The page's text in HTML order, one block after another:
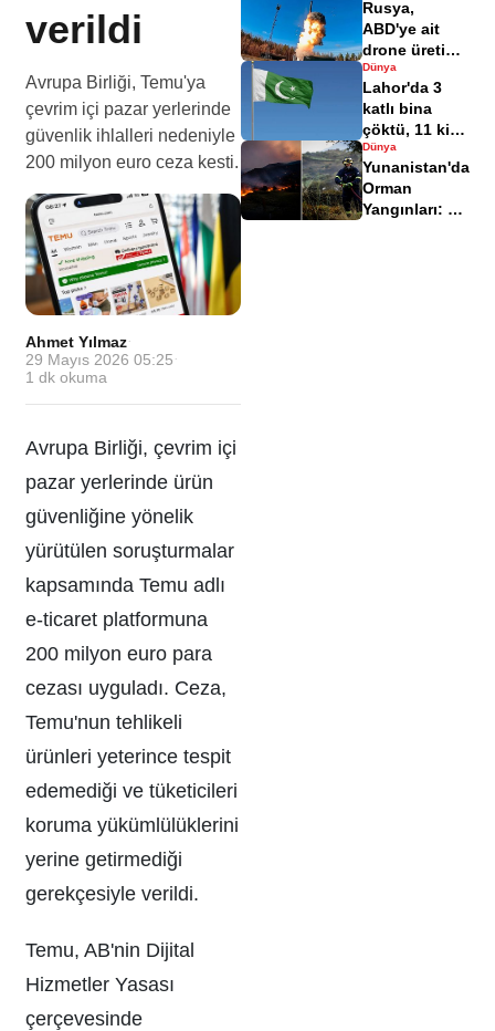
verildi
Avrupa Birliği, Temu'ya
çevrim içi pazar yerlerinde
güvenlik ihlalleri nedeniyle
200 milyon euro ceza kesti.
Ahmet Yılmaz·
29 Mayıs 2026 05:25 ·
1 dk okuma
Avrupa Birliği, çevrim içi
pazar yerlerinde ürün
güvenliğine yönelik
yürütülen soruşturmalar
kapsamında Temu adlı
e-ticaret platformuna
200 milyon euro para
cezası uyguladı. Ceza,
Temu'nun tehlikeli
ürünleri yeterince tespit
edemediği ve tüketicileri
koruma yükümlülüklerini
yerine getirmediği
gerekçesiyle verildi.
Temu, AB'nin Dijital
Hizmetler Yasası
çerçevesinde
Rusya,
ABD'ye ait
drone üretim
tesisini
balistik füze
ile vurdu
Dünya
Lahor'da 3
katlı bina
çöktü, 11 kişi
hayatını
kaybetti
Dünya
Yunanistan'da
Orman
Yangınları: 3